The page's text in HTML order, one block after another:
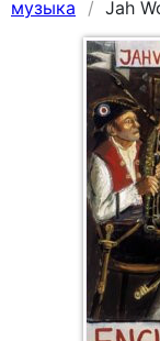
музыка
Jah